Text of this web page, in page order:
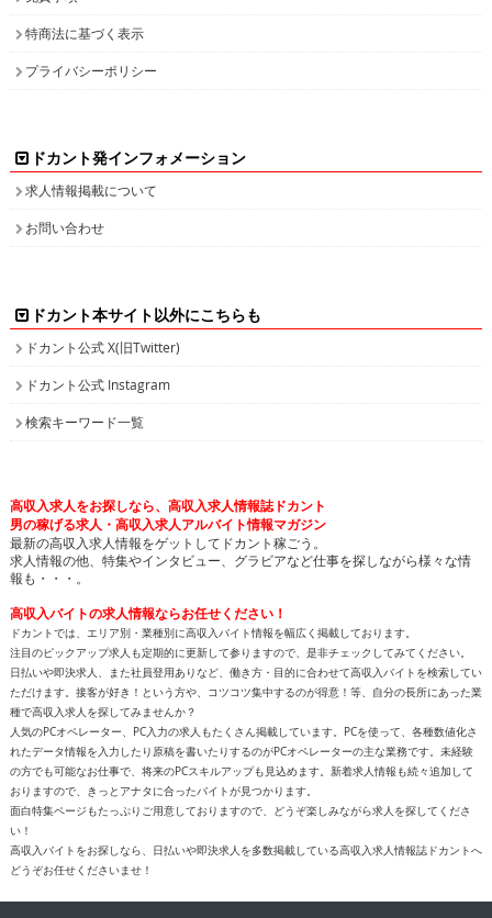
特商法に基づく表示
プライバシーポリシー
ドカント発インフォメーション
求人情報掲載について
お問い合わせ
ドカント本サイト以外にこちらも
ドカント公式 X(旧Twitter)
ドカント公式 Instagram
検索キーワード一覧
高収入求人をお探しなら、高収入求人情報誌ドカント
男の稼げる求人・高収入求人アルバイト情報マガジン
最新の高収入求人情報をゲットしてドカント稼ごう。
求人情報の他、特集やインタビュー、グラビアなど仕事を探しながら様々な情
報も・・・。
高収入バイトの求人情報ならお任せください！
ドカントでは、エリア別・業種別に高収入バイト情報を幅広く掲載しております。
注目のピックアップ求人も定期的に更新して参りますので、是非チェックしてみてください。
日払いや即決求人、また社員登用ありなど、働き方・目的に合わせて高収入バイトを検索してい
ただけます。接客が好き！という方や、コツコツ集中するのが得意！等、自分の長所にあった業
種で高収入求人を探してみませんか？
人気のPCオペレーター、PC入力の求人もたくさん掲載しています。PCを使って、各種数値化さ
れたデータ情報を入力したり原稿を書いたりするのがPCオペレーターの主な業務です。未経験
の方でも可能なお仕事で、将来のPCスキルアップも見込めます。新着求人情報も続々追加して
おりますので、きっとアナタに合ったバイトが見つかります。
面白特集ページもたっぷりご用意しておりますので、どうぞ楽しみながら求人を探してくださ
い！
高収入バイトをお探しなら、日払いや即決求人を多数掲載している高収入求人情報誌ドカントへ
どうぞお任せくださいませ！